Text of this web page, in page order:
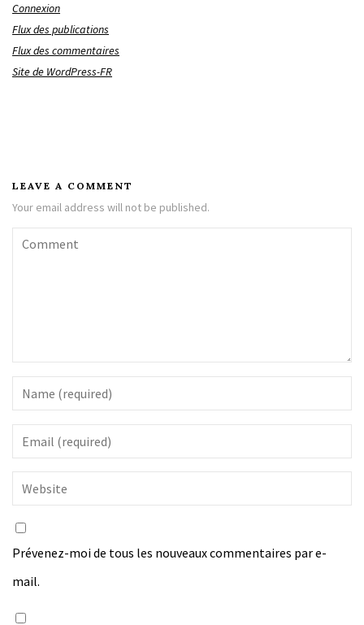
Connexion
Flux des publications
Flux des commentaires
Site de WordPress-FR
LEAVE A COMMENT
Your email address will not be published.
Prévenez-moi de tous les nouveaux commentaires par e-
mail.